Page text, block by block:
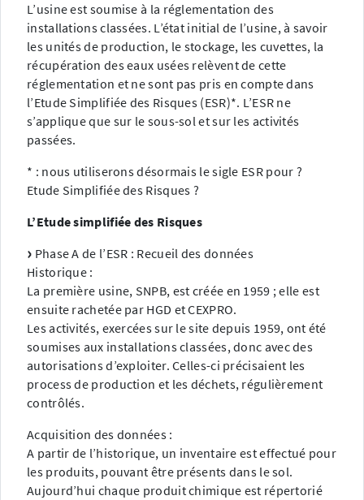
L’usine est soumise à la réglementation des
installations classées. L’état initial de l’usine, à savoir
les unités de production, le stockage, les cuvettes, la
récupération des eaux usées relèvent de cette
réglementation et ne sont pas pris en compte dans
l’Etude Simplifiée des Risques (ESR)*. L’ESR ne
s’applique que sur le sous-sol et sur les activités
passées.
* : nous utiliserons désormais le sigle ESR pour ?
Etude Simplifiée des Risques ?
L’Etude simplifiée des Risques
Phase A de l’ESR : Recueil des données
Historique :
La première usine, SNPB, est créée en 1959 ; elle est
ensuite rachetée par HGD et CEXPRO.
Les activités, exercées sur le site depuis 1959, ont été
soumises aux installations classées, donc avec des
autorisations d’exploiter. Celles-ci précisaient les
process de production et les déchets, régulièrement
contrôlés.
Acquisition des données :
A partir de l’historique, un inventaire est effectué pour
les produits, pouvant être présents dans le sol.
Aujourd’hui chaque produit chimique est répertorié